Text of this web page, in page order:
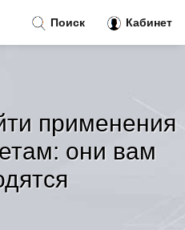
применения
они вам
Поиск Кабинет